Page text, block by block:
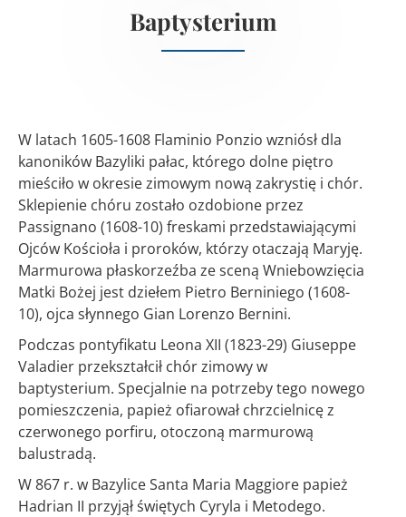
Baptysterium
W latach 1605-1608 Flaminio Ponzio wzniósł dla
kanoników Bazyliki pałac, którego dolne piętro
mieściło w okresie zimowym nową zakrystię i chór.
Sklepienie chóru zostało ozdobione przez
Passignano (1608-10) freskami przedstawiającymi
Ojców Kościoła i proroków, którzy otaczają Maryję.
Marmurowa płaskorzeźba ze sceną Wniebowzięcia
Matki Bożej jest dziełem Pietro Berniniego (1608-
10), ojca słynnego Gian Lorenzo Bernini.
Podczas pontyfikatu Leona XII (1823-29) Giuseppe
Valadier przekształcił chór zimowy w
baptysterium. Specjalnie na potrzeby tego nowego
pomieszczenia, papież ofiarował chrzcielnicę z
czerwonego porfiru, otoczoną marmurową
balustradą.
W 867 r. w Bazylice Santa Maria Maggiore papież
Hadrian II przyjął świętych Cyryla i Metodego.